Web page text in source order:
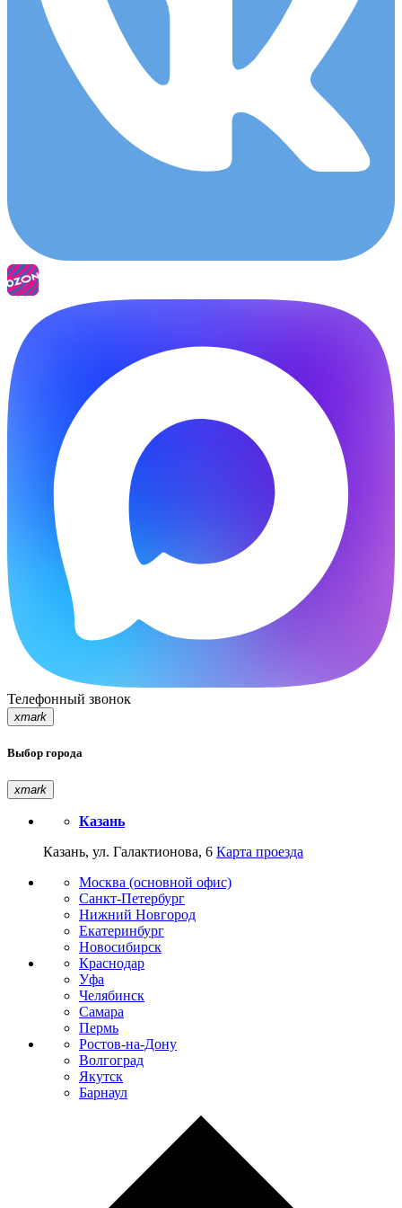
Телефонный звонок
xmark
Выбор города
xmark
Казань
Казань, ул. Галактионова, 6 Карта проезда
Москва (основной офис)
Санкт-Петербург
Нижний Новгород
Екатеринбург
Новосибирск
Краснодар
Уфа
Челябинск
Самара
Пермь
Ростов-на-Дону
Волгоград
Якутск
Барнаул